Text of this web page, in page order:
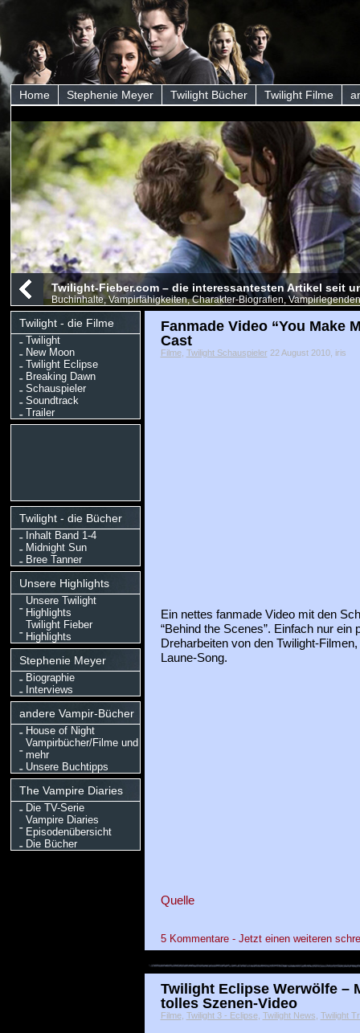
Home Stephenie Meyer Twilight Bücher Twilight Filme
Twilight-Fieber.com – die interessantesten Artikel seit
Buchinhalte, Vampirfähigkeiten, Charakter-Biografien,
Twilight - die Filme
Twilight
New Moon
Twilight Eclipse
Breaking Dawn
Schauspieler
Soundtrack
Trailer
Twilight - die Bücher
Inhalt Band 1-4
Midnight Sun
Bree Tanner
Unsere Highlights
Unsere Twilight
Highlights
Twilight Fieber
Highlights
Stephenie Meyer
Biographie
Interviews
andere Vampir-Bücher
House of Night
Vampirbücher/Filme und
mehr
Unsere Buchtipps
The Vampire Diaries
Die TV-Serie
Vampire Diaries
Episodenübersicht
Die Bücher
Fanmade Video “You Make
Cast
Filme, Twilight Schauspieler22 August 2010, iris
Ein nettes fanmade Video mit den
“Behind the Scenes”. Einfach nur ein
Dreharbeiten von den Twilight-
Laune-Song.
Quelle
5 Kommentare - Jetzt einen weiteren
Twilight Eclipse Werwölfe –
tolles Szenen-Video
Filme, Twilight 3 - Eclipse, Twilight News Twilight